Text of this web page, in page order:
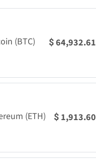
(BTC) $64,932.61
(ETH) $ 1,913.60